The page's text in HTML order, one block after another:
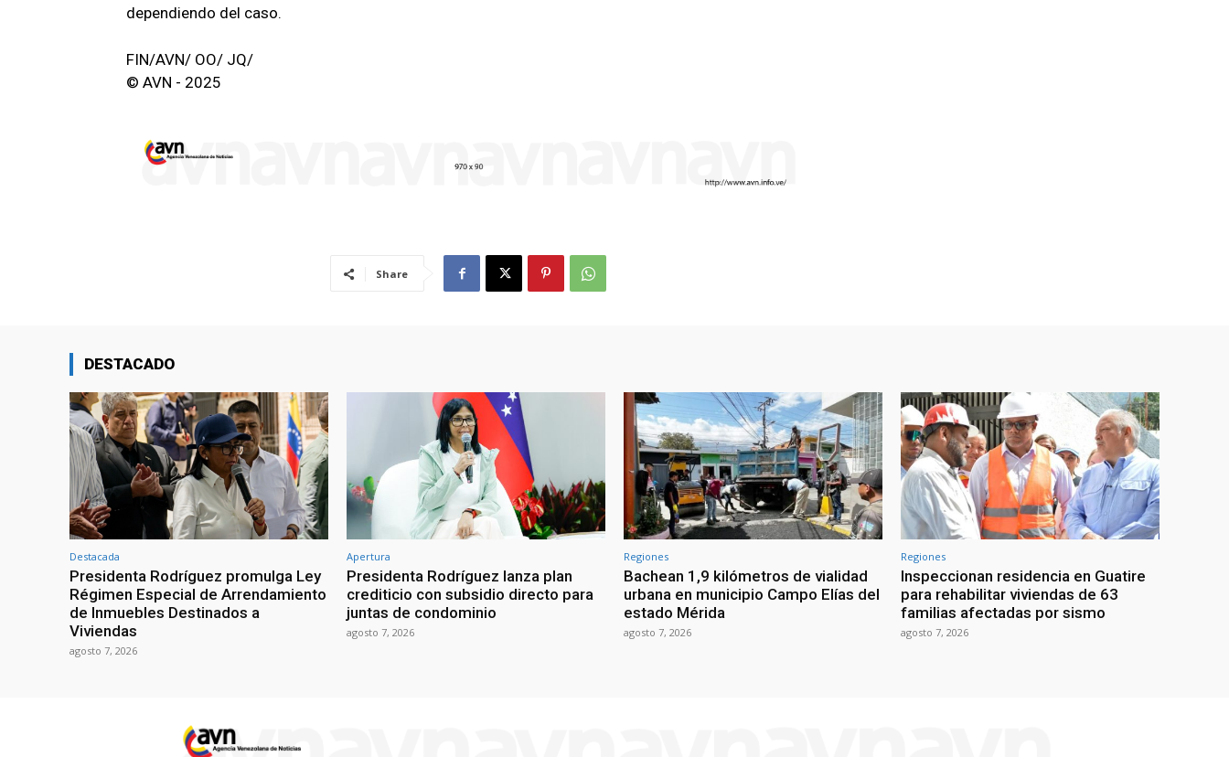
dependiendo del caso.
FIN/AVN/ OO/ JQ/
© AVN - 2025
Share
DESTACADO
Destacada
Presidenta Rodríguez promulga Ley
Régimen Especial de Arrendamiento
de Inmuebles Destinados a
Viviendas
agosto 7, 2026
Apertura
Presidenta Rodríguez lanza plan
crediticio con subsidio directo para
juntas de condominio
agosto 7, 2026
Regiones
Bachean 1,9 kilómetros de vialidad
urbana en municipio Campo Elías del
estado Mérida
agosto 7, 2026
Regiones
Inspeccionan residencia en Guatire
para rehabilitar viviendas de 63
familias afectadas por sismo
agosto 7, 2026